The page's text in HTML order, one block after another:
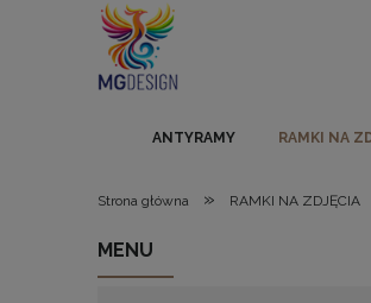
ANTYRAMY RAMKI NA
Strona główna » RAMKI NA ZDJĘCIA
MENU